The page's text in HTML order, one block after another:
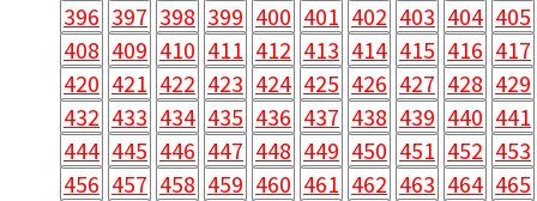
396 397 398 399 400 401 402 403 404 405
408 409 410 411 412 413 414 415 416 417
420 421 422 423 424 425 426 427 428 429
432 433 434 435 436 437 438 439 440 441
444 445 446 447 448 449 450 451 452 453
456 457 458 459 460 461 462 463 464 465